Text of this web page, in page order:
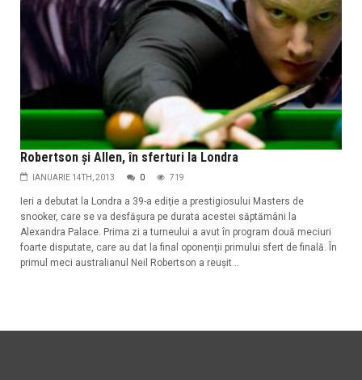
Robertson şi Allen, în sferturi la Londra
IANUARIE 14TH, 2013 0 719
Ieri a debutat la Londra a 39-a ediţie a prestigiosului Masters de
snooker, care se va desfăşura pe durata acestei săptămâni la
Alexandra Palace. Prima zi a turneului a avut în program două meciuri
foarte disputate, care au dat la final oponenţii primului sfert de finală. În
primul meci australianul Neil Robertson a reuşit...